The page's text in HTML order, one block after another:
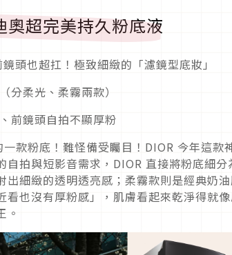
奧超完美持久粉底液
頭也超扛！極致細緻的「濾鏡型底妝」
分柔光、柔霧兩款）
前鏡頭自拍不顯厚粉
款粉底！難怪備受矚目！DIOR 今年這款
自拍與短影音需求，DIOR 直接將粉底細
出細緻的透明透亮感；柔霧款則是經典奶
看也沒有厚粉感」，肌膚看起來乾淨得就
。